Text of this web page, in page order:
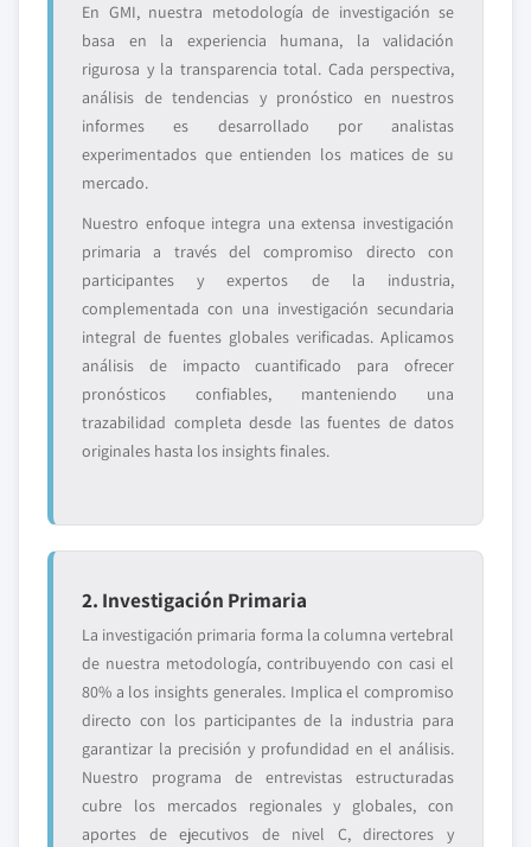
En GMI, nuestra metodología de investigación se
basa en la experiencia humana, la validación
rigurosa y la transparencia total. Cada perspectiva,
análisis de tendencias y pronóstico en nuestros
informes es desarrollado por analistas
experimentados que entienden los matices de su
mercado.
Nuestro enfoque integra una extensa investigación
primaria a través del compromiso directo con
participantes y expertos de la industria,
complementada con una investigación secundaria
integral de fuentes globales verificadas. Aplicamos
análisis de impacto cuantificado para ofrecer
pronósticos confiables, manteniendo una
trazabilidad completa desde las fuentes de datos
originales hasta los insights finales.
2. Investigación Primaria
La investigación primaria forma la columna vertebral
de nuestra metodología, contribuyendo con casi el
80% a los insights generales. Implica el compromiso
directo con los participantes de la industria para
garantizar la precisión y profundidad en el análisis.
Nuestro programa de entrevistas estructuradas
cubre los mercados regionales y globales, con
aportes de ejecutivos de nivel C, directores y